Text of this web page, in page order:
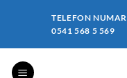
TELEFON
0541 568 5 569